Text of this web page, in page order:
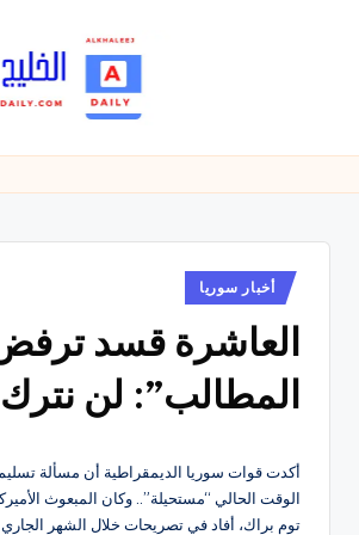
خ
يو
م
ى
متابعة
الرياضية
والسياسية
والاقتصادية.
نُشر
في
أخبار سوريا
العاشرة قسد
المطالب”: لن نترك
أكدت قوات سوريا الديمقراطية أن مسألة
الوقت الحالي “مستحيلة”.. وكان المبعوث
توم براك، أفاد في تصريحات خلال الشهر